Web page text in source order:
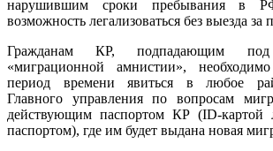
нарушившим сроки пребывания в РФ,
возможность легализоваться без выезда
Гражданам КР, подпадающим
«миграционной амнистии»,
период времени явиться в любое
Главного управления по вопросам
действующим паспортом КР (ID-картой
паспортом), где им будет выдана новая